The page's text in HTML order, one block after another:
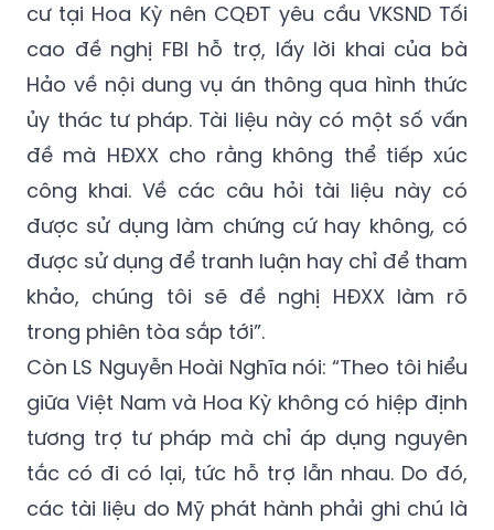
Tây và đứng tên quyền sử dụng một số diện
tích đất nằm trong vụ án. Bà Hảo đang định
cư tại Hoa Kỳ nên CQĐT yêu cầu VKSND Tối
cao đề nghị FBI hỗ trợ, lấy lời khai của bà
Hảo về nội dung vụ án thông qua hình thức
ủy thác tư pháp. Tài liệu này có một số vấn
đề mà HĐXX cho rằng không thể tiếp xúc
công khai. Về các câu hỏi tài liệu này có
được sử dụng làm chứng cứ hay không, có
được sử dụng để tranh luận hay chỉ để tham
khảo, chúng tôi sẽ đề nghị HĐXX làm rõ
trong phiên tòa sắp tới”.
Còn LS Nguyễn Hoài Nghĩa nói: “Theo tôi hiểu
giữa Việt Nam và Hoa Kỳ không có hiệp định
tương trợ tư pháp mà chỉ áp dụng nguyên